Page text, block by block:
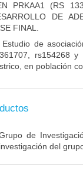
PRKAA1 (RS
DE
FINAL.
Estudio de
rs154268 y
en población
de
investigación del